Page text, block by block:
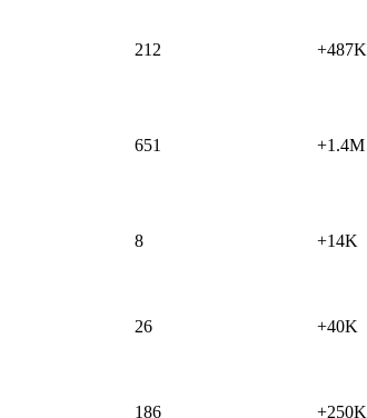
212 +487K
651 +1.4M
8 +14K
26 +40K
186 +250K